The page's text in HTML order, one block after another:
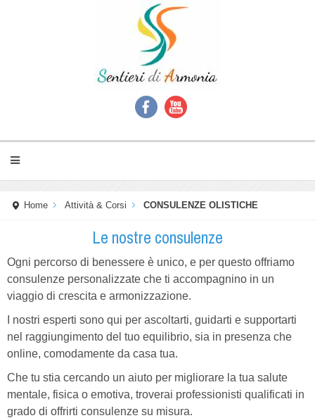
Home Attività & Corsi CONSULENZE OLISTICHE
Le nostre consulenze
Ogni percorso di benessere è unico, e per questo offriamo
consulenze personalizzate che ti accompagnino in un
viaggio di crescita e armonizzazione.
I nostri esperti sono qui per ascoltarti, guidarti e supportarti
nel raggiungimento del tuo equilibrio, sia in presenza che
online, comodamente da casa tua.
Che tu stia cercando un aiuto per migliorare la tua salute
mentale, fisica o emotiva, troverai professionisti qualificati in
grado di offrirti consulenze su misura.